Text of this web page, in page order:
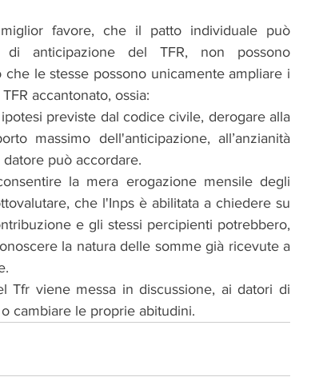
favore, che il patto individuale può
anticipazione del TFR, non possono
le stesse possono unicamente ampliare i
accantonato, ossia:
previste dal codice civile, derogare alla
massimo dell'anticipazione, all’anzianità
può accordare.
la mera erogazione mensile degli
che l'Inps è abilitata a chiedere su
e gli stessi percipienti potrebbero,
la natura delle somme già ricevute a
Tfr viene messa in discussione, ai datori di
cambiare le proprie abitudini.